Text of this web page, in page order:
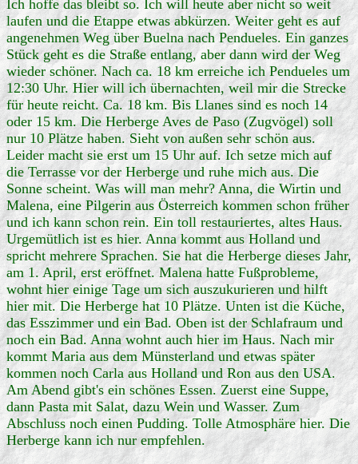
Ich hoffe das bleibt so. Ich will heute aber nicht so weit
laufen und die Etappe etwas abkürzen. Weiter geht es auf
angenehmen Weg über Buelna nach Pendueles. Ein ganzes
Stück geht es die Straße entlang, aber dann wird der Weg
wieder schöner. Nach ca. 18 km erreiche ich Pendueles um
12:30 Uhr. Hier will ich übernachten, weil mir die Strecke
für heute reicht. Ca. 18 km. Bis Llanes sind es noch 14
oder 15 km. Die Herberge Aves de Paso (Zugvögel) soll
nur 10 Plätze haben. Sieht von außen sehr schön aus.
Leider macht sie erst um 15 Uhr auf. Ich setze mich auf
die Terrasse vor der Herberge und ruhe mich aus. Die
Sonne scheint. Was will man mehr? Anna, die Wirtin und
Malena, eine Pilgerin aus Österreich kommen schon früher
und ich kann schon rein. Ein toll restauriertes, altes Haus.
Urgemütlich ist es hier. Anna kommt aus Holland und
spricht mehrere Sprachen. Sie hat die Herberge dieses Jahr,
am 1. April, erst eröffnet. Malena hatte Fußprobleme,
wohnt hier einige Tage um sich auszukurieren und hilft
hier mit. Die Herberge hat 10 Plätze. Unten ist die Küche,
das Esszimmer und ein Bad. Oben ist der Schlafraum und
noch ein Bad. Anna wohnt auch hier im Haus. Nach mir
kommt Maria aus dem Münsterland und etwas später
kommen noch Carla aus Holland und Ron aus den USA.
Am Abend gibt's ein schönes Essen. Zuerst eine Suppe,
dann Pasta mit Salat, dazu Wein und Wasser. Zum
Abschluss noch einen Pudding. Tolle Atmosphäre hier. Die
Herberge kann ich nur empfehlen.